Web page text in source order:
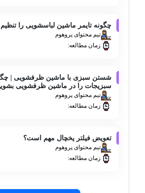
چگونه تایمر ماشین لباسشویی را تنظیم
تیم محتوای پروهوم
زمان مطالعه:
شستن سبزی با ماشین ظرفشویی |
سبزیجات را در ماشین ظرفشویی
تیم محتوای پروهوم
زمان مطالعه:
تعویض فیلتر یخچال مهم است؟
تیم محتوای پروهوم
زمان مطالعه: